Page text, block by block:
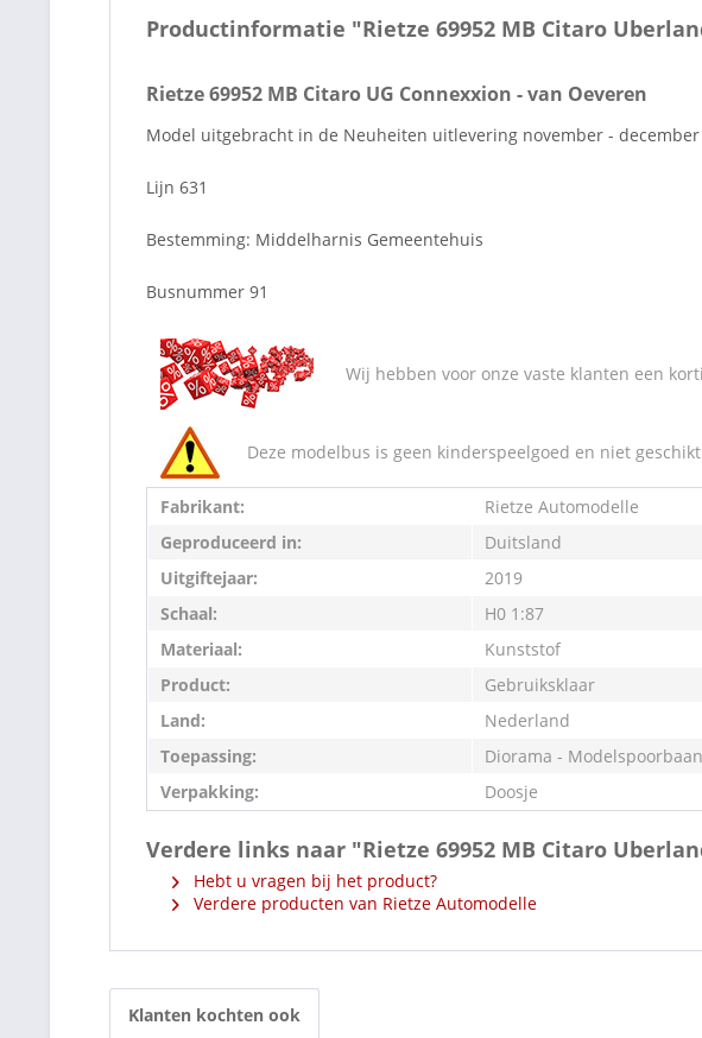
Productinformatie "Rietze 69952 MB Citaro
Rietze 69952 MB Citaro UG Connexxion - van Oeveren
Model uitgebracht in de Neuheiten uitlevering november -
Lijn 631
Bestemming: Middelharnis Gemeentehuis
Busnummer 91
Wij hebben voor onze vaste klanten een
Deze modelbus is geen kinderspeelgoed en niet
Fabrikant:
Rietze Automodelle
Geproduceerd in:
Duitsland
Uitgiftejaar:
2019
Schaal:
H0 1:87
Materiaal:
Kunststof
Product:
Gebruiksklaar
Land:
Nederland
Toepassing:
Diorama - Modelspoorbaan
Verpakking:
Doosje
Verdere links naar "Rietze 69952 MB Citaro
Hebt u vragen bij het product?
Verdere producten van Rietze Automodelle
Klanten kochten ook